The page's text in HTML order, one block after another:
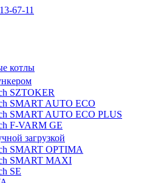
67-11
котлы
SZTOKER
SMART AUTO ECO
SMART AUTO ECO PLUS
F-VARM GE
загрузкой
SMART OPTIMA
SMART MAXI
SE